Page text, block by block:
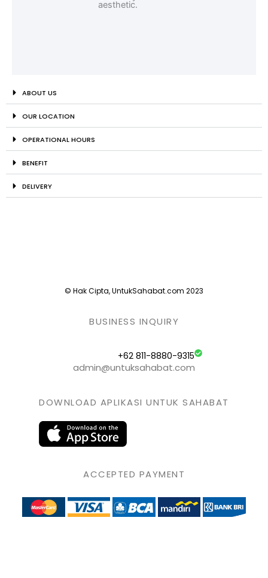
ABOUT US
OUR LOCATION
OPERATIONAL HOURS
BENEFIT
DELIVERY
© Hak Cipta, UntukSahabat.com 2023
BUSINESS INQUIRY
+62 811-8880-9315
admin@untuksahabat.com
DOWNLOAD APLIKASI UNTUK SAHABAT
ACCEPTED PAYMENT